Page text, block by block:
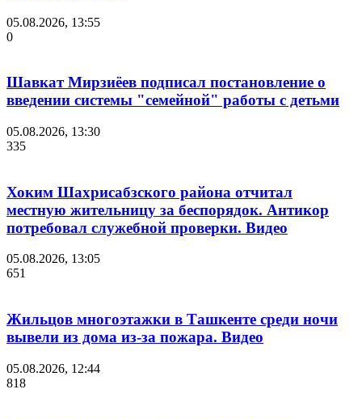
05.08.2026, 13:55
0
Шавкат Мирзиёев подписал постановление о
введении системы "семейной" работы с детьми
05.08.2026, 13:30
335
Хоким Шахрисабзского района отчитал
местную жительницу за беспорядок. Антикор
потребовал служебной проверки. Видео
05.08.2026, 13:05
651
Жильцов многоэтажки в Ташкенте среди ночи
вывели из дома из-за пожара. Видео
05.08.2026, 12:44
818